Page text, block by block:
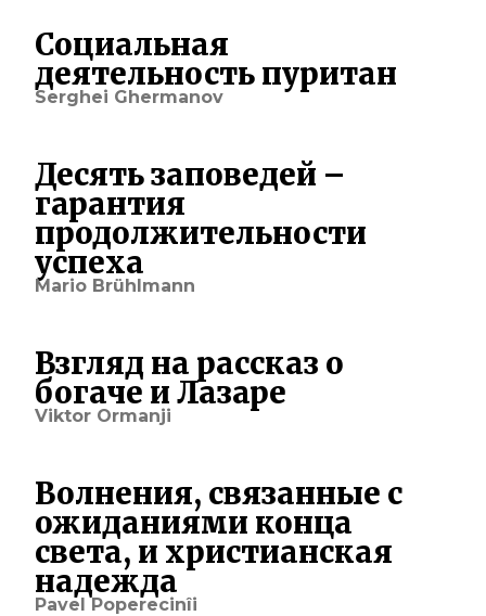
Социальная
деятельность пуритан
Serghei Ghermanov
Десять заповедей –
гарантия
продолжительности
успеха
Mario Brühlmann
Взгляд на рассказ о
богаче и Лазаре
Viktor Ormanji
Волнения, связанные с
ожиданиями конца
света, и христианская
надежда
Pavel Poperecinîi